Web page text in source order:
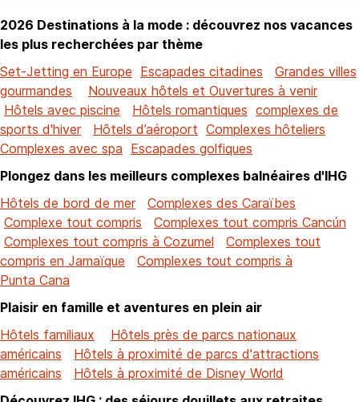
2026 Destinations à la mode : découvrez nos vacances
les plus recherchées par thème
Set-Jetting en Europe Escapades citadines
Grandes villes
gourmandes
Nouveaux hôtels et Ouvertures à venir
Hôtels avec piscine
Hôtels romantiques complexes de
sports d'hiver
Hôtels d’aéroport Complexes hôteliers
Complexes avec spa Escapades golfiques
Plongez dans les meilleurs complexes balnéaires d'IHG
Hôtels de bord de mer
Complexes des Caraïbes
Complexe tout compris
Complexes tout compris Cancún
Complexes tout compris à Cozumel
Complexes tout
compris en Jamaïque
Complexes tout compris à
Punta Cana
Plaisir en famille et aventures en plein air
Hôtels familiaux
Hôtels près de parcs nationaux
américains
Hôtels à proximité de parcs d'attractions
américains
Hôtels à proximité de Disney World